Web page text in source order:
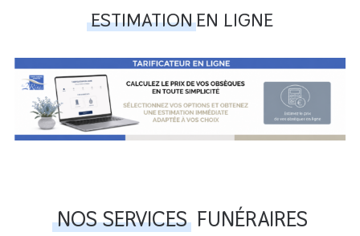
ESTIMATIONEN LIGNE
NOS SERVICESFUNÉRAIRES